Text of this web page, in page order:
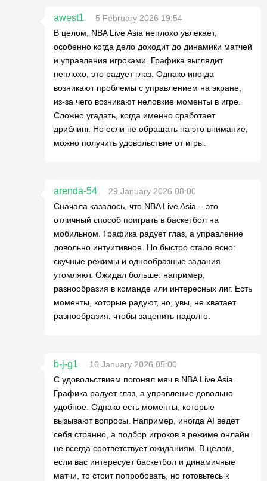
awest1
5 February 2026 19:54
В целом, NBA Live Asia неплохо увлекает,
особенно когда дело доходит до динамики матчей
и управления игроками. Графика выглядит
неплохо, это радует глаз. Однако иногда
возникают проблемы с управлением на экране,
из-за чего возникают неловкие моменты в игре.
Сложно угадать, когда именно сработает
дриблинг. Но если не обращать на это внимание,
можно получить удовольствие от игры.
arenda-54
29 January 2026 08:00
Сначала казалось, что NBA Live Asia – это
отличный способ поиграть в баскетбол на
мобильном. Графика радует глаз, а управление
довольно интуитивное. Но быстро стало ясно:
скучные режимы и однообразные задания
утомляют. Ожидал больше: например,
разнообразия в команде или интересных лиг. Есть
моменты, которые радуют, но, увы, не хватает
разнообразия, чтобы зацепить надолго.
b-j-g1
16 January 2026 05:00
С удовольствием погонял мяч в NBA Live Asia.
Графика радует глаз, а управление довольно
удобное. Однако есть моменты, которые
вызывают вопросы. Например, иногда AI ведет
себя странно, а подбор игроков в режиме онлайн
не всегда соответствует ожиданиям. В целом,
если вас интересует баскетбол и динамичные
матчи, то стоит попробовать, но готовьтесь к